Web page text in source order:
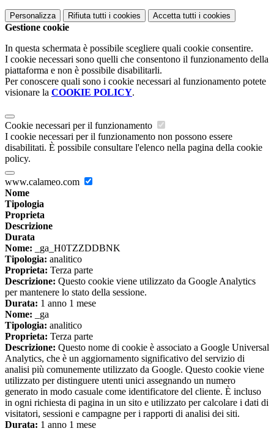
Personalizza Rifiuta tutti i cookies Accetta tutti i cookies
Gestione cookie
In questa schermata è possibile scegliere quali cookie consentire.
I cookie necessari sono quelli che consentono il funzionamento della
piattaforma e non è possibile disabilitarli.
Per conoscere quali sono i cookie necessari al funzionamento potete
visionare la COOKIE POLICY.
Cookie necessari per il funzionamento
I cookie necessari per il funzionamento non possono essere
disabilitati. È possibile consultare l'elenco nella pagina della cookie
policy.
www.calameo.com
Nome
Tipologia
Proprieta
Descrizione
Durata
Nome: _ga_H0TZZDDBNK
Tipologia: analitico
Proprieta: Terza parte
Descrizione: Questo cookie viene utilizzato da Google Analytics
per mantenere lo stato della sessione.
Durata: 1 anno 1 mese
Nome: _ga
Tipologia: analitico
Proprieta: Terza parte
Descrizione: Questo nome di cookie è associato a Google Universal
Analytics, che è un aggiornamento significativo del servizio di
analisi più comunemente utilizzato da Google. Questo cookie viene
utilizzato per distinguere utenti unici assegnando un numero
generato in modo casuale come identificatore del cliente. È incluso
in ogni richiesta di pagina in un sito e utilizzato per calcolare i dati di
visitatori, sessioni e campagne per i rapporti di analisi dei siti.
Durata: 1 anno 1 mese